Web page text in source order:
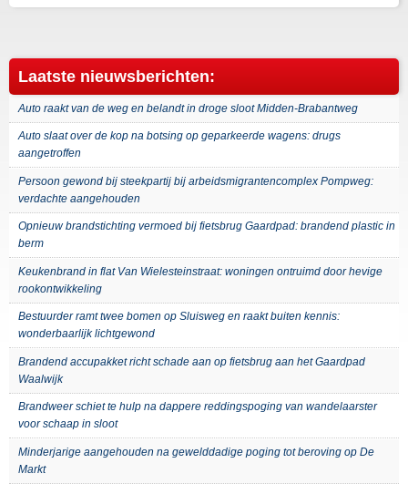
Laatste nieuwsberichten:
Auto raakt van de weg en belandt in droge sloot Midden-Brabantweg
Auto slaat over de kop na botsing op geparkeerde wagens: drugs
aangetroffen
Persoon gewond bij steekpartij bij arbeidsmigrantencomplex Pompweg:
verdachte aangehouden
Opnieuw brandstichting vermoed bij fietsbrug Gaardpad: brandend plastic in
berm
Keukenbrand in flat Van Wielesteinstraat: woningen ontruimd door hevige
rookontwikkeling
Bestuurder ramt twee bomen op Sluisweg en raakt buiten kennis:
wonderbaarlijk lichtgewond
Brandend accupakket richt schade aan op fietsbrug aan het Gaardpad
Waalwijk
Brandweer schiet te hulp na dappere reddingspoging van wandelaarster
voor schaap in sloot
Minderjarige aangehouden na gewelddadige poging tot beroving op De
Markt